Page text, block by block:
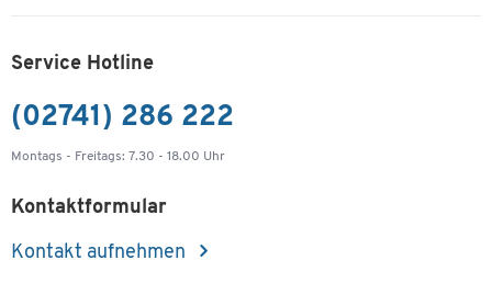
Service Hotline
(02741) 286 222
Montags - Freitags: 7.30 - 18.00 Uhr
Kontaktformular
Kontakt aufnehmen